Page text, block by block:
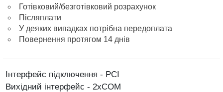
Готівковий/безготівковий розрахунок
Післяплати
У деяких випадках потрібна передоплата
Повернення протягом 14 днів
Інтерфейс підключення - PCI
Вихідний інтерфейс - 2xCOM